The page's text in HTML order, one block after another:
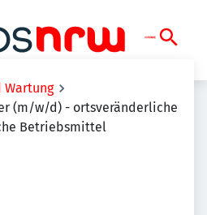
Wartung
(m/w/d) - ortsveränderliche
Betriebsmittel